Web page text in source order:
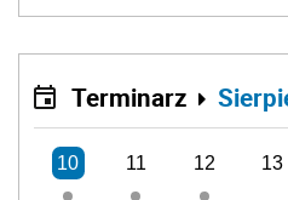
Terminarz
10 11 12 13